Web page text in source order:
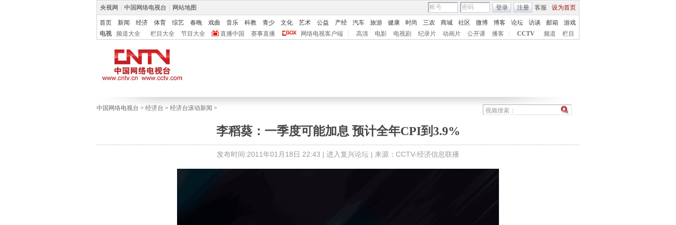
央视网 中国网络电视台 网站地图 客服 设为首页
登录 注册
首页 新闻 经济 体育 综艺 春晚 戏曲 音乐 科教 青少 文化 艺术 公益 产经 汽车 旅游 健康 时尚 三农 商城 社区 微博 博客 论坛 访谈 邮箱
游戏
电视
频道大全 栏目大全 节目大全 直播中国 赛事直播 网络电视客户端 高清 电影 电视剧 纪录片 动画片 公开课 播客 CCTV 频道 栏目
中国网络电视台 > 经济台 > 经济台滚动新闻 >
李稻葵：一季度可能加息 预计全年CPI到3.9%
发布时间:2011年01月18日 22:43 | 进入复兴论坛 | 来源：CCTV-经济信息联播